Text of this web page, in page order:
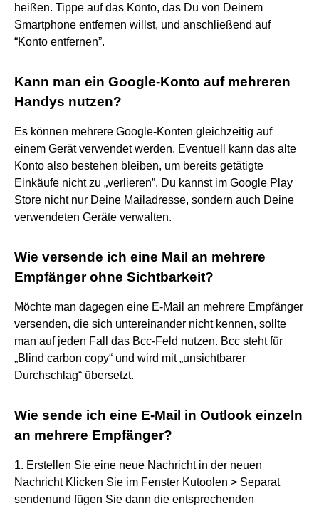
heißen. Tippe auf das Konto, das Du von Deinem
Smartphone entfernen willst, und anschließend auf
“Konto entfernen”.
Kann man ein Google-Konto auf mehreren
Handys nutzen?
Es können mehrere Google-Konten gleichzeitig auf
einem Gerät verwendet werden. Eventuell kann das alte
Konto also bestehen bleiben, um bereits getätigte
Einkäufe nicht zu „verlieren”. Du kannst im Google Play
Store nicht nur Deine Mailadresse, sondern auch Deine
verwendeten Geräte verwalten.
Wie versende ich eine Mail an mehrere
Empfänger ohne Sichtbarkeit?
Möchte man dagegen eine E-Mail an mehrere Empfänger
versenden, die sich untereinander nicht kennen, sollte
man auf jeden Fall das Bcc-Feld nutzen. Bcc steht für
„Blind carbon copy“ und wird mit „unsichtbarer
Durchschlag“ übersetzt.
Wie sende ich eine E-Mail in Outlook einzeln
an mehrere Empfänger?
1. Erstellen Sie eine neue Nachricht in der neuen
Nachricht Klicken Sie im Fenster Kutoolen > Separat
sendenund fügen Sie dann die entsprechenden